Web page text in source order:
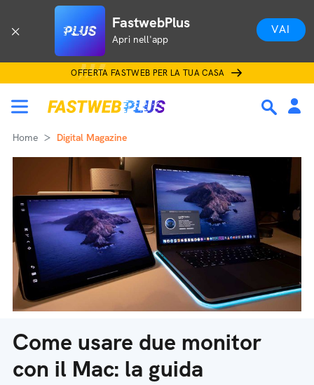
FastwebPlus
Apri nell'app
VAI
OFFERTA FASTWEB PER LA TUA CASA
Home Digital Magazine
Come usare due monitor
con il Mac: la guida